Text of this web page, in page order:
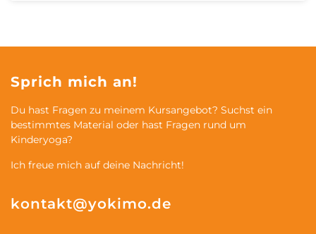
Sprich mich an!
Du hast Fragen zu meinem Kursangebot? Suchst ein
bestimmtes Material oder hast Fragen rund um
Kinderyoga?
Ich freue mich auf deine Nachricht!
kontakt@yokimo.de